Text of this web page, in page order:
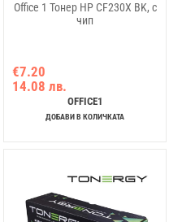
Office 1 Тонер HP CF230X BK, с
чип
€7.20
14.08 лв.
OFFICE1
ДОБАВИ В КОЛИЧКАТА